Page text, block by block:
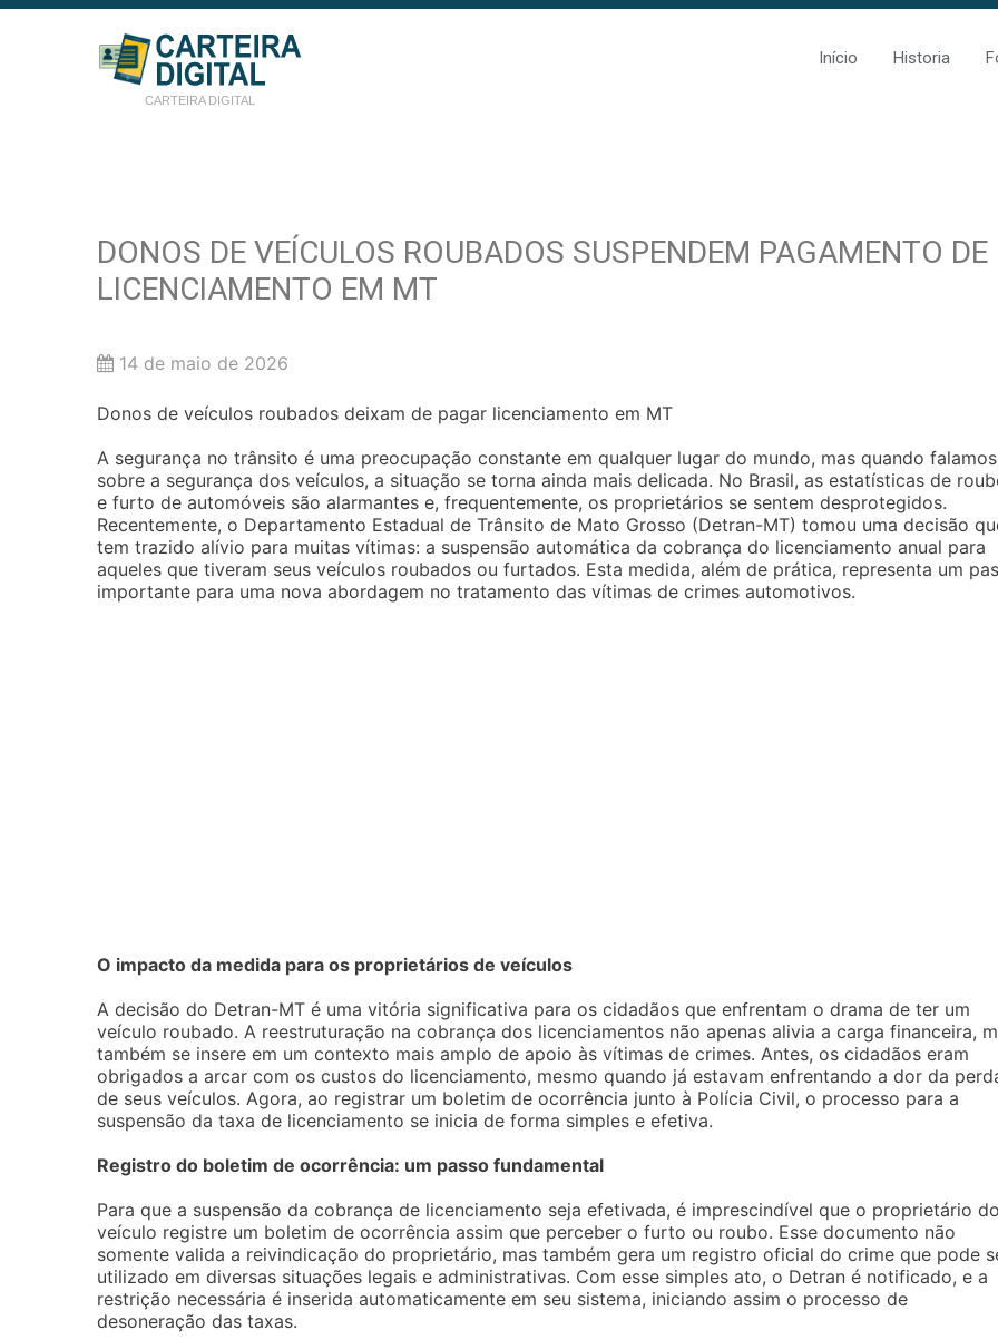
CARTEIRA DIGITAL
Início Historia
DONOS DE VEÍCULOS ROUBADOS SUSPENDEM PAGAMENTO DE
LICENCIAMENTO EM MT
14 de maio de 2026
Donos de veículos roubados deixam de pagar licenciamento em MT
A segurança no trânsito é uma preocupação constante em qualquer lugar do mundo, mas quando falamos
sobre a segurança dos veículos, a situação se torna ainda mais delicada. No Brasil, as estatísticas de
e furto de automóveis são alarmantes e, frequentemente, os proprietários se sentem desprotegidos.
Recentemente, o Departamento Estadual de Trânsito de Mato Grosso (Detran-MT) tomou uma decisão
tem trazido alívio para muitas vítimas: a suspensão automática da cobrança do licenciamento anual para
aqueles que tiveram seus veículos roubados ou furtados. Esta medida, além de prática, representa um
importante para uma nova abordagem no tratamento das vítimas de crimes automotivos.
O impacto da medida para os proprietários de veículos
A decisão do Detran-MT é uma vitória significativa para os cidadãos que enfrentam o drama de ter um
veículo roubado. A reestruturação na cobrança dos licenciamentos não apenas alivia a carga financeira,
também se insere em um contexto mais amplo de apoio às vítimas de crimes. Antes, os cidadãos eram
obrigados a arcar com os custos do licenciamento, mesmo quando já estavam enfrentando a dor da
de seus veículos. Agora, ao registrar um boletim de ocorrência junto à Polícia Civil, o processo para a
suspensão da taxa de licenciamento se inicia de forma simples e efetiva.
Registro do boletim de ocorrência: um passo fundamental
Para que a suspensão da cobrança de licenciamento seja efetivada, é imprescindível que o proprietário do
veículo registre um boletim de ocorrência assim que perceber o furto ou roubo. Esse documento não
somente valida a reivindicação do proprietário, mas também gera um registro oficial do crime que pode
utilizado em diversas situações legais e administrativas. Com esse simples ato, o Detran é notificado, e a
restrição necessária é inserida automaticamente em seu sistema, iniciando assim o processo de
desoneração das taxas.